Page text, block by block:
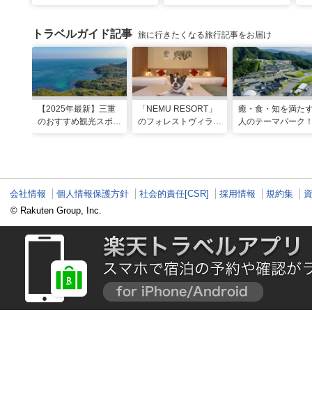
トラベルガイド記事 旅に行きたくなる旅行記事をお届け
【2025年最新】三重
のおすすめ観光スポッ
「NEMU RESORT」
のフォレストヴィラ
癒・食・知を満た
人のテーマパーク
会社情報 個人情報保護方針 社会的責任[CSR] 採用情報 規約集
© Rakuten Group, Inc.